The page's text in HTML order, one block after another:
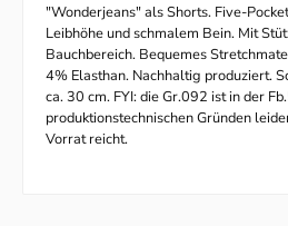
"Wonderjeans" als Shorts. Five-
Leibhöhe und schmalem Bein. Mit
Bauchbereich. Bequemes
4% Elasthan. Nachhaltig produziert.
ca. 30 cm. FYI: die Gr.092 ist in der
produktionstechnischen Gründen
Vorrat reicht.